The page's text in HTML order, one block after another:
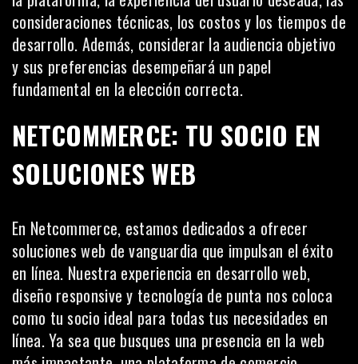
consideraciones técnicas, los costos y los tiempos de
desarrollo. Además, considerar la audiencia objetivo
y sus preferencias desempeñará un papel
fundamental en la elección correcta.
NETCOMMERCE: TU SOCIO EN
SOLUCIONES WEB
En Netcommerce, estamos dedicados a ofrecer
soluciones web de vanguardia que impulsan el éxito
en línea. Nuestra experiencia en desarrollo web,
diseño responsive y tecnología de punta nos coloca
como tu socio ideal para todas tus necesidades en
línea. Ya sea que busques una presencia en la web